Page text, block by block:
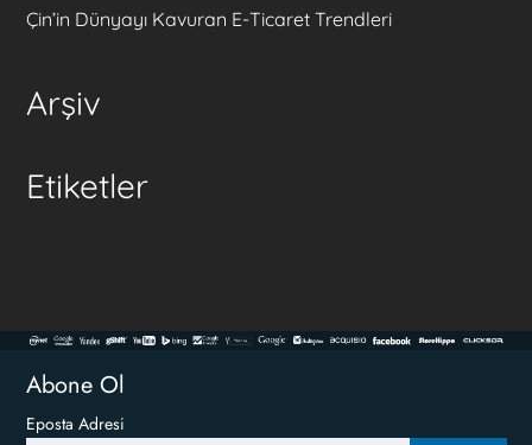
Çin’in Dünyayı Kavuran E-Ticaret Trendleri
Arşiv
Etiketler
Abone Ol
Eposta Adresi